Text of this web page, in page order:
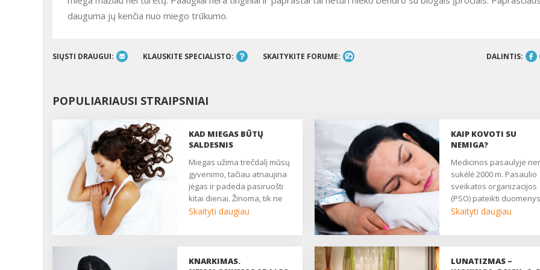
dauguma jų kenčia nuo miego trūkumo.
SIŲSTI DRAUGUI: KLAUSKITE SPECIALISTO: SKAITYKITE FORUME: DALINTIS:
POPULIARIAUSI STRAIPSNIAI
KAD MIEGAS BŪTŲ
SALDESNIS
Miegas užima trečdalį mūsų
gyvenimo, tačiau atnaujina
jėgas ir padeda pasiruošti
kitai dienai. Žinoma, tik ne
tada, kai vartaisi lovoje
laikina, ar tai jau nemiga, ir
Skaityti daugiau
KAIP KOVOTI SU
NEMIGA?
Medicinos pasaulyje nerimą
sukėlė 2000 m. Pasaulio
sveikatos organizacijos
(PSO) pateikti duomenys
apie nemigų ir kitų miego
ir psichologinę žalą.
Skaityti daugiau
KNARKIMAS.
LUNATIZMAS –